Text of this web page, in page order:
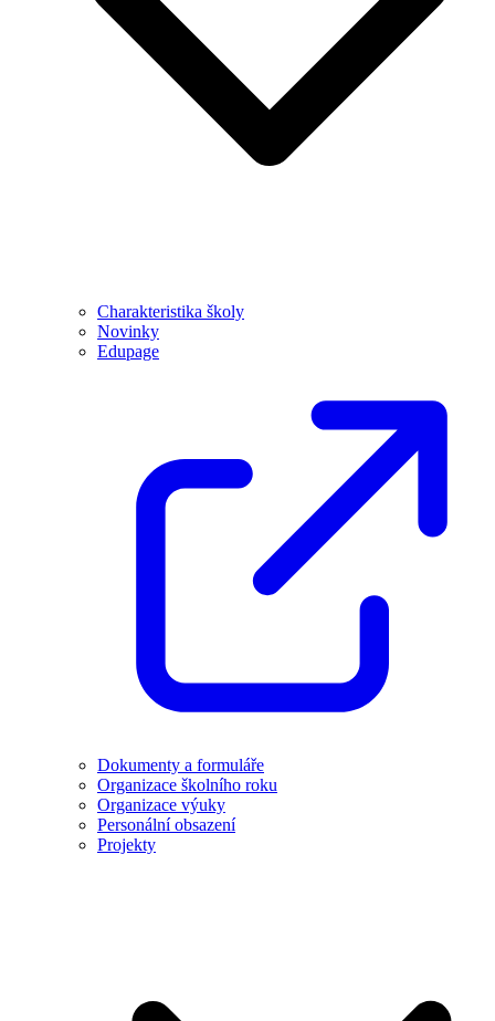
Charakteristika školy
Novinky
Edupage
Dokumenty a formuláře
Organizace školního roku
Organizace výuky
Personální obsazení
Projekty